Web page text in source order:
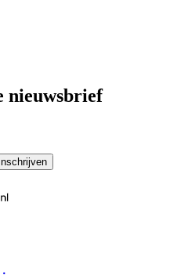
nieuwsbrief
Inschrijven